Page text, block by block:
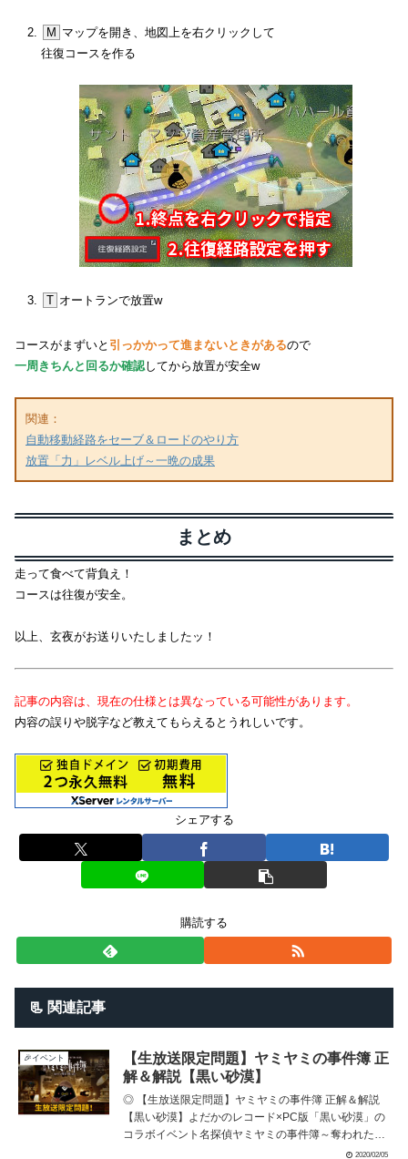
M マップを開き、地図上を右クリックして
往復コースを作る
T オートランで放置w
コースがまずいと 引っかかって進まないときがあるので
一周きちんと回るか確認してから放置が安全w
関連：
自動移動経路をセーブ＆ロードのやり方
放置「力」レベル上げ～一晩の成果
まとめ
走って食べて背負え！
コースは往復が安全。
以上、玄夜がお送りいたしましたッ！
記事の内容は、現在の仕様とは異なっている可能性があります。
内容の誤りや脱字など教えてもらえるとうれしいです。
シェアする
購読する
📃 関連記事
🎉イベント
【生放送限定問題】ヤミヤミの事件簿 正
解＆解説【黒い砂漠】
◎ 【生放送限定問題】ヤミヤミの事件簿 正解＆解説
【黒い砂漠】よだかのレコード×PC版「黒い砂漠」の
コラボイベント名探偵ヤミヤミの事件簿～奪われた秘
宝の謎を追え～公式生放送「さばくてれび」限定問題
2020/02/05